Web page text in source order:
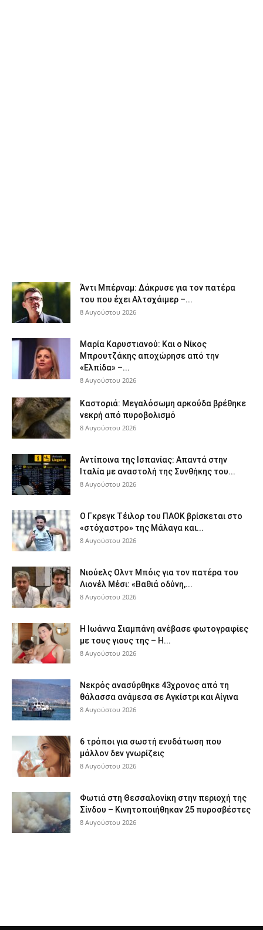
Άντι Μπέρναμ: Δάκρυσε για τον πατέρα
του που έχει Αλτσχάιμερ –...
8 Αυγούστου 2026
Μαρία Καρυστιανού: Και ο Νίκος
Μπρουτζάκης αποχώρησε από την
«Ελπίδα» –...
8 Αυγούστου 2026
Καστοριά: Μεγαλόσωμη αρκούδα βρέθηκε
νεκρή από πυροβολισμό
8 Αυγούστου 2026
Αντίποινα της Ισπανίας: Απαντά στην
Ιταλία με αναστολή της Συνθήκης του...
8 Αυγούστου 2026
Ο Γκρεγκ Τέιλορ του ΠΑΟΚ βρίσκεται στο
«στόχαστρο» της Μάλαγα και...
8 Αυγούστου 2026
Νιούελς Ολντ Μπόις για τον πατέρα του
Λιονέλ Μέσι: «Βαθιά οδύνη,...
8 Αυγούστου 2026
H Ιωάννα Σιαμπάνη ανέβασε φωτογραφίες
με τους γιους της – Η...
8 Αυγούστου 2026
Νεκρός ανασύρθηκε 43χρονος από τη
θάλασσα ανάμεσα σε Αγκίστρι και Αίγινα
8 Αυγούστου 2026
6 τρόποι για σωστή ενυδάτωση που
μάλλον δεν γνωρίζεις
8 Αυγούστου 2026
Φωτιά στη Θεσσαλονίκη στην περιοχή της
Σίνδου – Κινητοποιήθηκαν 25 πυροσβέστες
8 Αυγούστου 2026